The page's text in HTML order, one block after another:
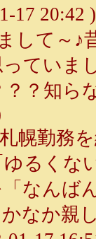
17 20:42 )
て～♪
っていま
？知ら
幌勤務
るくな
なんば
なか親